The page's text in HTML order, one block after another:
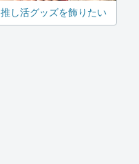
推し活グッズを飾りたい